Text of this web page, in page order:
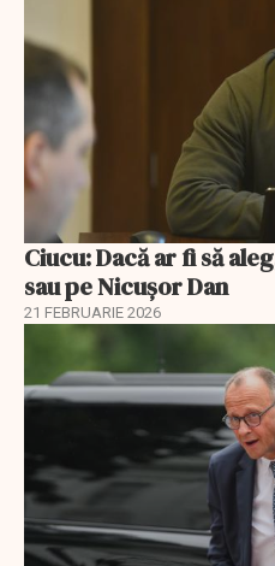
Ciucu: Dacă ar fi să
sau pe Nicușor Dan
21 FEBRUARIE 2026